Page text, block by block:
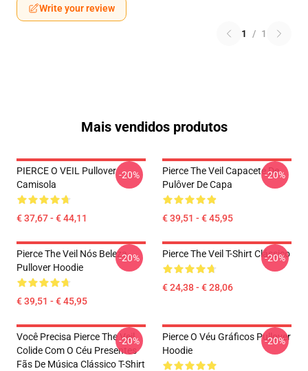
Write your review
1 / 1
Mais vendidos produtos
PIERCE O VEIL Pullover
Camisola
€ 37,67 - € 44,11
-20%
Pierce The Veil Capacete De
Pulôver De Capa
€ 39,51 - € 45,95
-20%
Pierce The Veil Nós Beleza
Pullover Hoodie
€ 39,51 - € 45,95
-20% Pierce The Veil T-Shirt Clássico
€ 24,38 - € 28,06
-20%
Você Precisa Pierce The Veil
Colide Com O Céu Presentes
Fãs De Música Clássico T-Shirt
-20%
Pierce O Véu Gráficos Pullover
Hoodie
-20%